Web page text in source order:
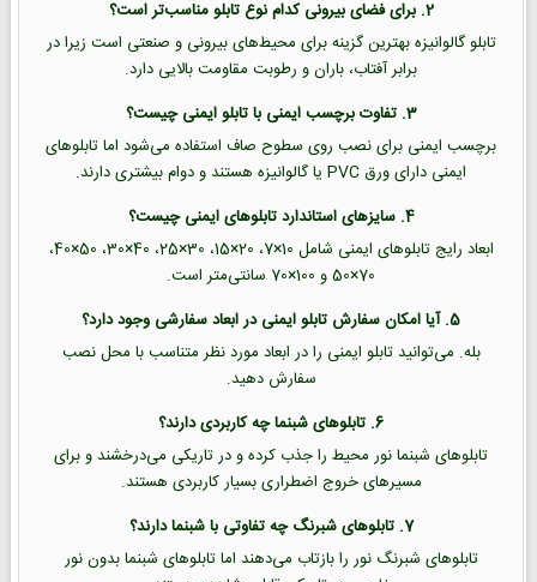
2. برای فضای بیرونی کدام نوع تابلو مناسب‌تر است؟
تابلو گالوانیزه بهترین گزینه برای محیط‌های بیرونی و صنعتی است زیرا در
برابر آفتاب، باران و رطوبت مقاومت بالایی دارد.
3. تفاوت برچسب ایمنی با تابلو ایمنی چیست؟
برچسب ایمنی برای نصب روی سطوح صاف استفاده می‌شود اما تابلوهای
ایمنی دارای ورق PVC یا گالوانیزه هستند و دوام بیشتری دارند.
4. سایزهای استاندارد تابلوهای ایمنی چیست؟
ابعاد رایج تابلوهای ایمنی شامل 10×7، 20×15، 30×25، 40×30، 50×40،
70×50 و 100×70 سانتی‌متر است.
5. آیا امکان سفارش تابلو ایمنی در ابعاد سفارشی وجود دارد؟
بله. می‌توانید تابلو ایمنی را در ابعاد مورد نظر متناسب با محل نصب
سفارش دهید.
6. تابلوهای شبنما چه کاربردی دارند؟
تابلوهای شبنما نور محیط را جذب کرده و در تاریکی می‌درخشند و برای
مسیرهای خروج اضطراری بسیار کاربردی هستند.
7. تابلوهای شبرنگ چه تفاوتی با شبنما دارند؟
تابلوهای شبرنگ نور را بازتاب می‌دهند اما تابلوهای شبنما بدون نور